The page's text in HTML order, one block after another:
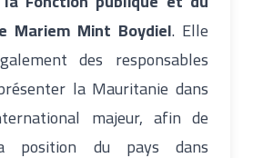
Mariem Mint Boydiel. Elle
des responsables
la Mauritanie dans
majeur, afin de
position du pays dans